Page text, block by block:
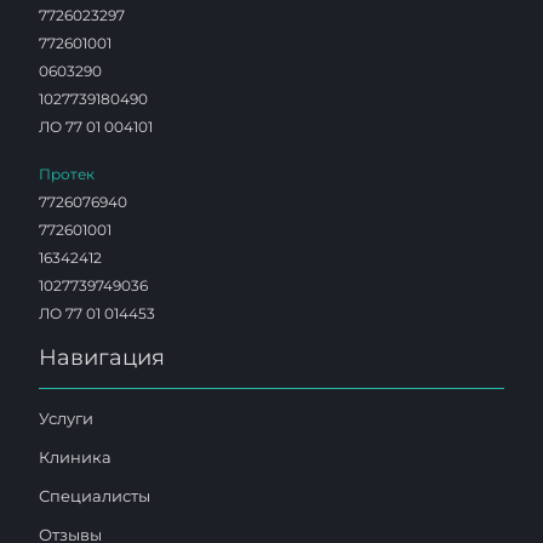
7726023297
772601001
0603290
1027739180490
ЛО 77 01 004101
Протек
7726076940
772601001
16342412
1027739749036
ЛО 77 01 014453
Навигация
Услуги
Клиника
Специалисты
Отзывы